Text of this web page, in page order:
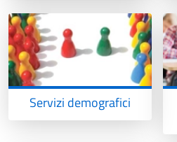
Servizi demografici